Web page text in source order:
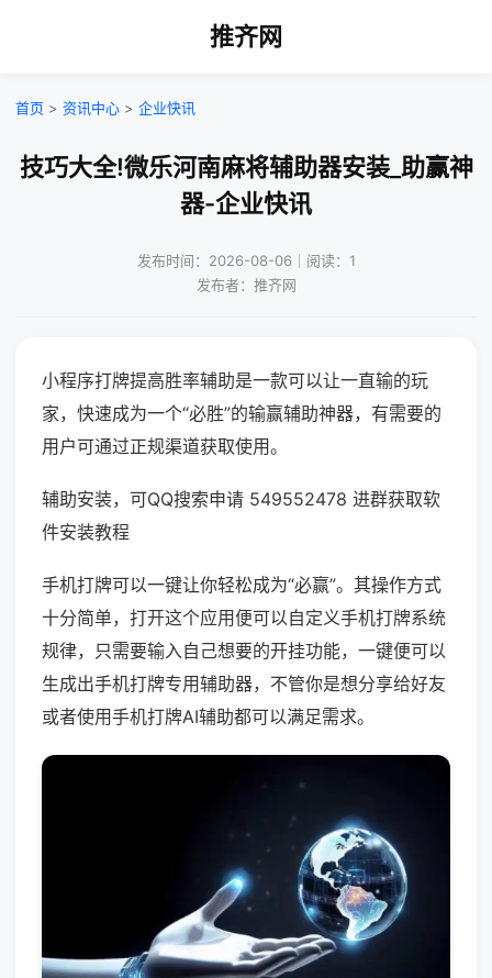
推齐网
首页 > 资讯中心 > 企业快讯
技巧大全!微乐河南麻将辅助器安装_助赢神
器-企业快讯
发布时间：2026-08-06｜阅读：1
发布者：推齐网
小程序打牌提高胜率辅助是一款可以让一直输的玩
家，快速成为一个“必胜”的输赢辅助神器，有需要的
用户可通过正规渠道获取使用。
辅助安装，可QQ搜索申请 549552478 进群获取软
件安装教程
手机打牌可以一键让你轻松成为“必赢”。其操作方式
十分简单，打开这个应用便可以自定义手机打牌系统
规律，只需要输入自己想要的开挂功能，一键便可以
生成出手机打牌专用辅助器，不管你是想分享给好友
或者使用手机打牌AI辅助都可以满足需求。